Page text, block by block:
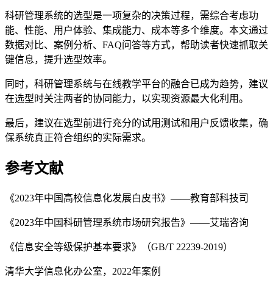
科研管理系统的选型是一项复杂的决策过程，需综合考虑功
能、性能、用户体验、集成能力、成本等多个维度。本文通过
数据对比、案例分析、FAQ问答等方式，帮助读者快速抓取关
键信息，提升选型效率。
同时，科研管理系统与在线教学平台的融合已成为趋势，建议
在选型时关注两者的协同能力，以实现资源最大化利用。
最后，建议在选型前进行充分的试用测试和用户反馈收集，确
保系统真正符合组织的实际需求。
参考文献
《2023年中国高校信息化发展白皮书》——教育部科技司
《2023年中国科研管理系统市场研究报告》——艾瑞咨询
《信息安全等级保护基本要求》（GB/T 22239-2019）
清华大学信息化办公室，2022年案例